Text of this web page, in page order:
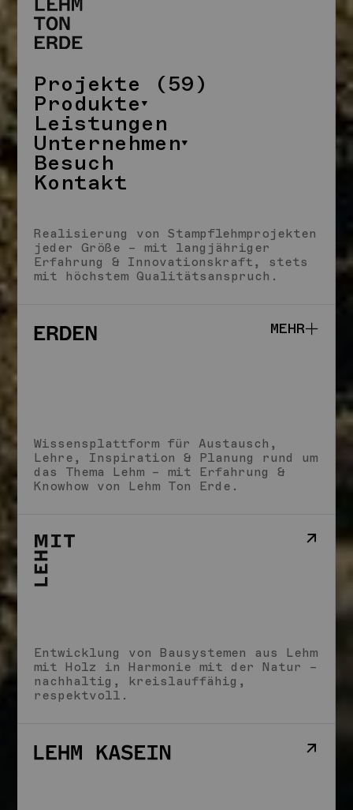
Projekte (59)
Produkte
Leistungen
Unternehmen
Besuch
Kontakt
Realisierung von Stampflehmprojekten
jeder Größe – mit langjähriger
Erfahrung & Innovationskraft, stets
mit höchstem Qualitätsanspruch.
MEHR
Impact
Storys
Impressum
Wissensplattform für Austausch,
Lehre, Inspiration & Planung rund um
das Thema Lehm – mit Erfahrung &
Knowhow von Lehm Ton Erde.
Entwicklung von Bausystemen aus Lehm
mit Holz in Harmonie mit der Natur –
nachhaltig, kreislauffähig,
respektvoll.